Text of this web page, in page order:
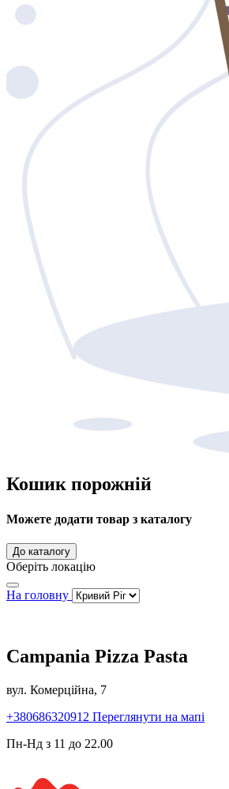
Кошик порожній
Можете додати товар з каталогу
До каталогу
Оберіть локацію
На головну
Campania Pizza Pasta
вул. Комерційна, 7
+380686320912 Переглянути на мапі
Пн-Нд з 11 до 22.00